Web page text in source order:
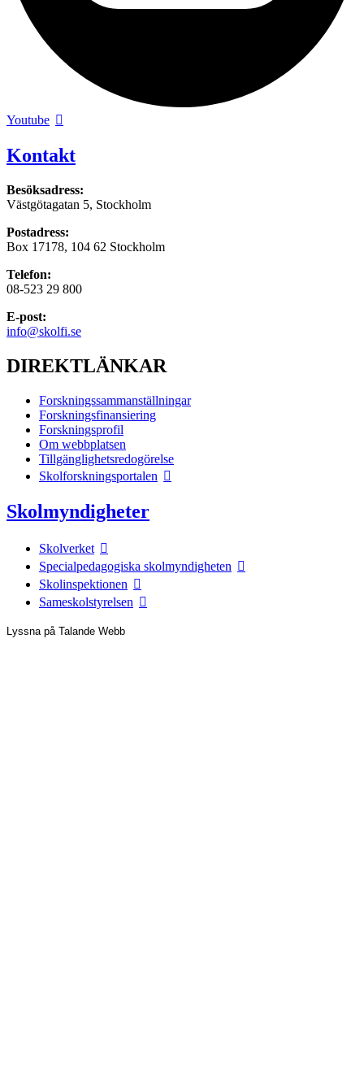
Youtube
Kontakt
Besöksadress:
Västgötagatan 5, Stockholm
Postadress:
Box 17178, 104 62 Stockholm
Telefon:
08-523 29 800
E-post:
info@skolfi.se
DIREKTLÄNKAR
Forskningssammanställningar
Forskningsfinansiering
Forskningsprofil
Om webbplatsen
Tillgänglighetsredogörelse
Skolforskningsportalen
Skolmyndigheter
Skolverket
Specialpedagogiska skolmyndigheten
Skolinspektionen
Sameskolstyrelsen
Lyssna på Talande Webb